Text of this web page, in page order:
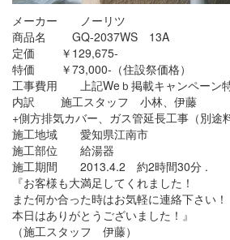
メーカー ノーリツ
商品名 GQ-2037WS 13A
定価 ￥129,675-
特価 ￥73,000-（住設祭価格）
工事費用 上記Weｂ掲載キャンペーン
内訳 施工スタッフ 小林、伊藤
+側方排気カバー、ガス管延長工事（別途
施工地域 愛知県江南市
施工部位 給湯器
施工期間 2013.4.2 約2時間30分 .
『お客様も大満足してくれました！
また何か合った時はお気軽に連絡下さい！
本日はありがとうございました！』
（施工スタッフ 伊藤）